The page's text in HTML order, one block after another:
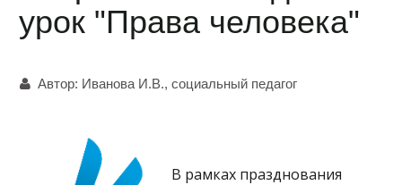
урок "Права человека"
Автор: Иванова И.В., социальный педагог
В рамках празднования